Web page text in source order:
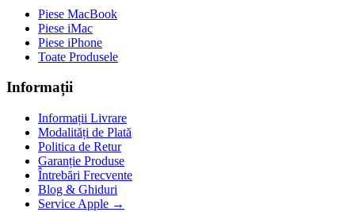
Piese MacBook
Piese iMac
Piese iPhone
Toate Produsele
Informații
Informații Livrare
Modalități de Plată
Politica de Retur
Garanție Produse
Întrebări Frecvente
Blog & Ghiduri
Service Apple →